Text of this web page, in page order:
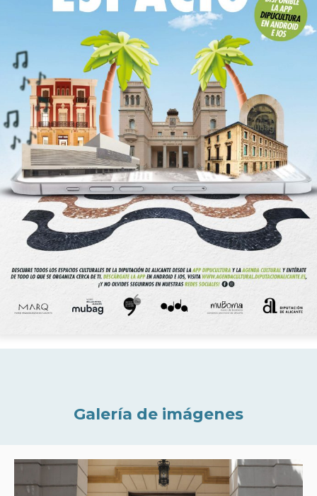
Galería de imágenes